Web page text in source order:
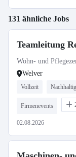
131 ähnliche Jobs
Teamleitung
Wohn- und
Welver
Vollzeit
Firmenevents
02.08.2026